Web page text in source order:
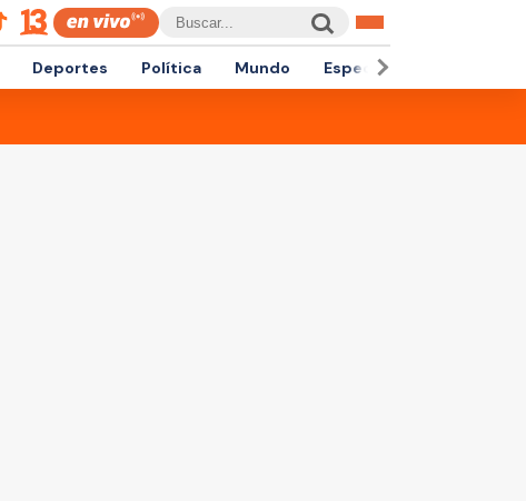
Deportes Política Mundo Espectáculos